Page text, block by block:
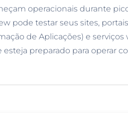
operacionais durante
pode testar seus sites,
de Aplicações) e
esteja preparado para operar